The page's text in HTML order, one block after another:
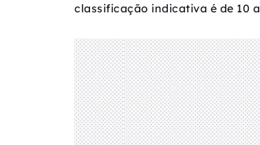
classificação indicativa é de 10